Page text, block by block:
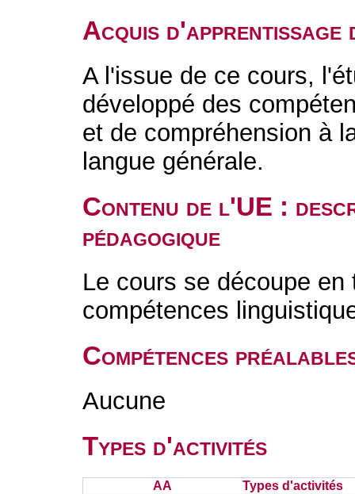
Acquis d'apprentissage
A l'issue de ce cours,
développé des
et de compréhension à
langue générale.
Contenu de l'UE :
pédagogique
Le cours se découpe
compétences
Compétences
Aucune
Types d'activités
AA Types d'activités